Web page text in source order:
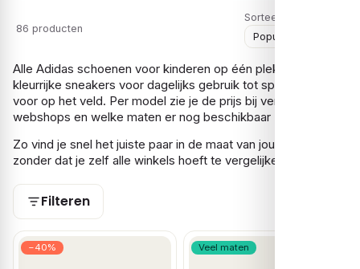
86 producten
Sorteer:
Alle Adidas schoenen voor kinderen op één plek, van
kleurrijke sneakers voor dagelijks gebruik tot sportschoenen
voor op het veld. Per model zie je de prijs bij verschillende
webshops en welke maten er nog beschikbaar zijn.
Zo vind je snel het juiste paar in de maat van jouw kind,
zonder dat je zelf alle winkels hoeft te vergelijken.
Filteren
−40% Veel maten